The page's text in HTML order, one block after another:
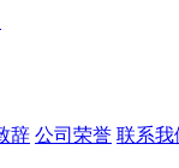
辞 公司荣誉 联系我